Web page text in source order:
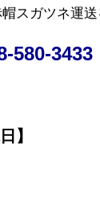
スガツネ運
580-3433
】